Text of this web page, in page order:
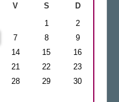
V S
D
1
2
7 8
9
14 15
16
21 22
23
28 29
30